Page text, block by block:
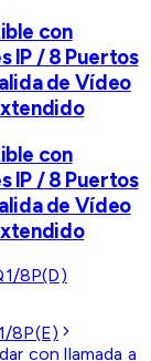
con
IP / 8 Puertos
de Vídeo
con
IP / 8 Puertos
de Vídeo
8P(D)
8P(E)